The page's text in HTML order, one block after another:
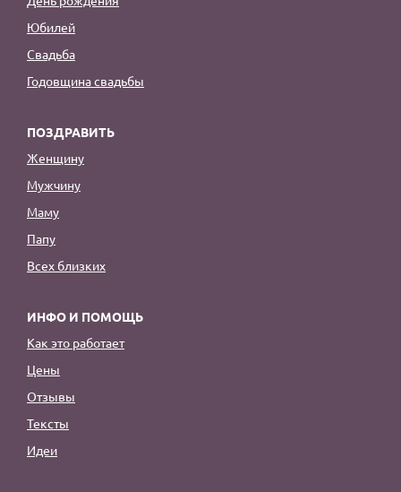
Юбилей
Свадьба
Годовщина свадьбы
ПОЗДРАВИТЬ
Женщину
Мужчину
Маму
Папу
Всех близких
ИНФО И ПОМОЩЬ
Как это работает
Цены
Отзывы
Тексты
Идеи